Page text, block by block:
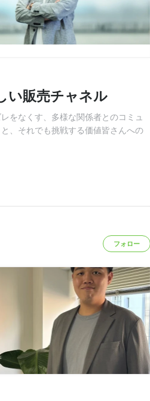
い販売チャネル
をなくす、多様な関係者とのコミュ
、それでも挑戦する価値皆さんへの
フォロー